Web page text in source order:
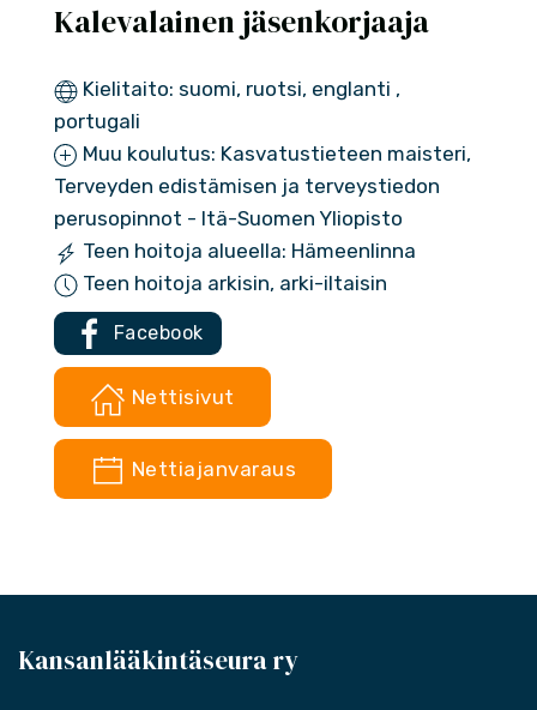
Kalevalainen jäsenkorjaaja
Kielitaito: suomi, ruotsi, englanti ,
portugali
Muu koulutus: Kasvatustieteen maisteri,
Terveyden edistämisen ja terveystiedon
perusopinnot - Itä-Suomen Yliopisto
Teen hoitoja alueella: Hämeenlinna
Teen hoitoja arkisin, arki-iltaisin
Facebook
Nettisivut
Nettiajanvaraus
Kansanlääkintäseura ry